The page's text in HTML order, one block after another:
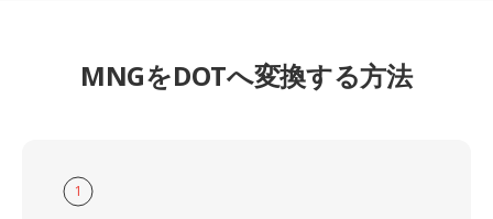
MNGをDOTへ変換する方法
1